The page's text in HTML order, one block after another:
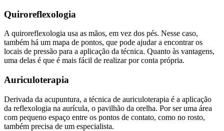
Quiroreflexologia
A quiroreflexologia usa as mãos, em vez dos pés. Nesse caso,
também há um mapa de pontos, que pode ajudar a encontrar os
locais de pressão para a aplicação da técnica. Quanto às vantagens,
uma delas é que é mais fácil de realizar por conta própria.
Auriculoterapia
Derivada da acupuntura, a técnica de auriculoterapia é a aplicação
da reflexologia na aurícula, o pavilhão da orelha. Por ser uma área
com pequeno espaço entre os pontos de contato, como no rosto,
também precisa de um especialista.